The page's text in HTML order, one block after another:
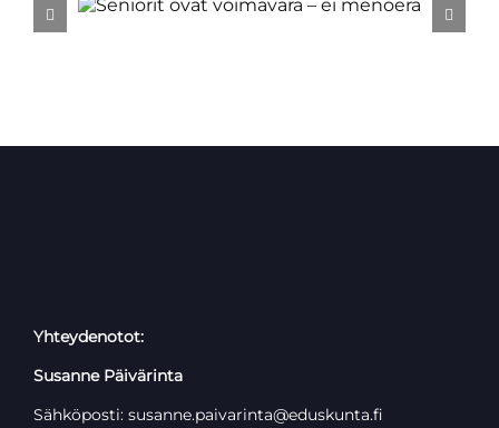
Yhteydenotot:
Susanne Päivärinta
Sähköposti: susanne.paivarinta@eduskunta.fi